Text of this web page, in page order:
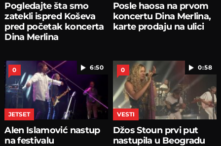
Pogledajte šta smo
zatekli ispred Koševa
pred početak koncerta
Dina Merlina
Posle haosa na prvom
koncertu Dina Merlina,
karte prodaju na ulici
6:50
0
JETSET
Alen Islamović nastup
na festivalu
0:58
0
VESTI
Džos Stoun prvi put
nastupila u Beogradu